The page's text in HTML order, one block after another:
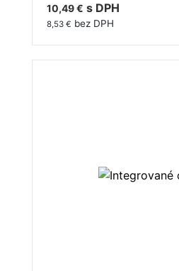
10,49 € s DPH
8,53 € bez DPH